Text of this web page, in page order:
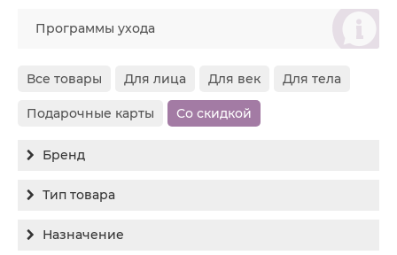
စ
Программы ухода
Все товары Для лица Для век Для тела
Подарочные карты Со скидкой
Бренд
Medic Control Peel
Тип товара
Бальзам
Назначение